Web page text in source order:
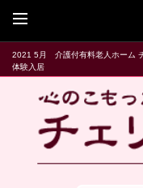
2021 5月 介護付有料老人ホーム
体験入居